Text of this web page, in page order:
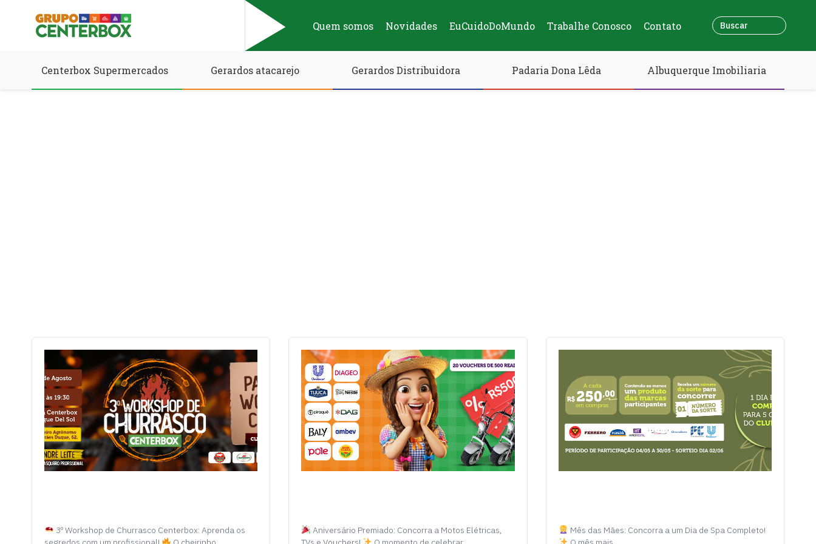
Quem somos Novidades EuCuidoDoMundo Trabalhe Conosco Contato
Centerbox Supermercados Gerardos atacarejo Gerardos Distribuidora Padaria Dona Lêda Albuquerque Imobiliaria
3º Workshop de Churrasco Centerbox: Aprenda os
Aniversário Premiado: Concorra a Motos Elétricas,
Mês das Mães: Concorra a um Dia de Spa Completo!